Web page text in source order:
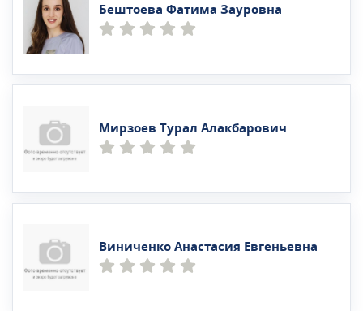
Бештоева Фатима Зауровна
Мирзоев Турал Алакбарович
Виниченко Анастасия Евгеньевна